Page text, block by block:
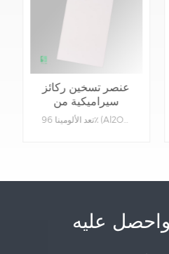
لوحة سيراميك أكسيد
الألومنيوم عالية النقاء
باللون الأسود
تعد الألومينا 96٪ (Al2O3) واحدة من أكثر الركائز الخزفية شيوعًا بسبب مقاومتها الممتازة للحرارة وقوتها الميكانيكية العالية ومقاومتها للتآكل وخسائرها العازلة الصغيرة تفاصيل المنتج: 1. المواد: 96٪ الألومينا. 2. الوظيفة: جهاز عزل السيراميك. 3.النوع: سيراميك . 4.اللون: أبيض. 5.يمكن تخصيصها: نعم، يرجى تقديم الرسومات لمنتجات محددة.
عليه